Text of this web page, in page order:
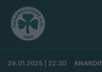
29.01.2025 | 22:30